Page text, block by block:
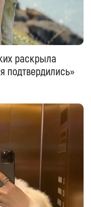
раскрыла
подтвердились»